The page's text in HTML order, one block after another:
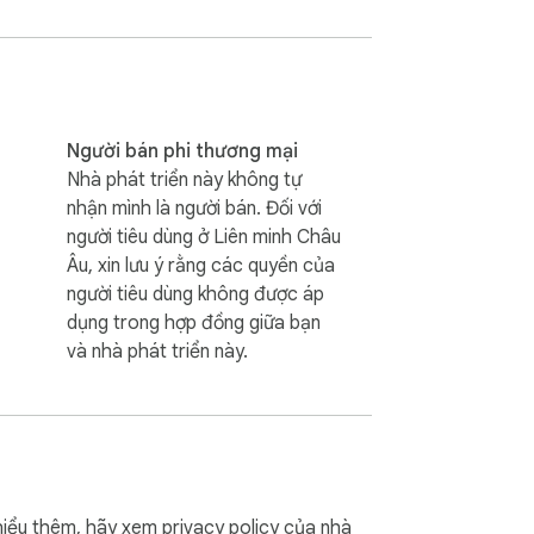
nhận hành động.
dòng yêu thích, bao gồm các ký hiệu
Người bán phi thương mại
Nhà phát triển này không tự
nhận mình là người bán. Đối với
người tiêu dùng ở Liên minh Châu
Âu, xin lưu ý rằng các quyền của
người tiêu dùng không được áp
dụng trong hợp đồng giữa bạn
và nhà phát triển này.
thêm, hãy xem privacy policycủa nhà